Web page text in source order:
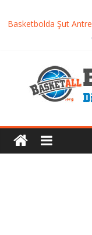
Basketbolda Şut
Iverson’dan Kyrie’e:
Dünyanın En İyi
Basketbolcu
Yaklaşımlar